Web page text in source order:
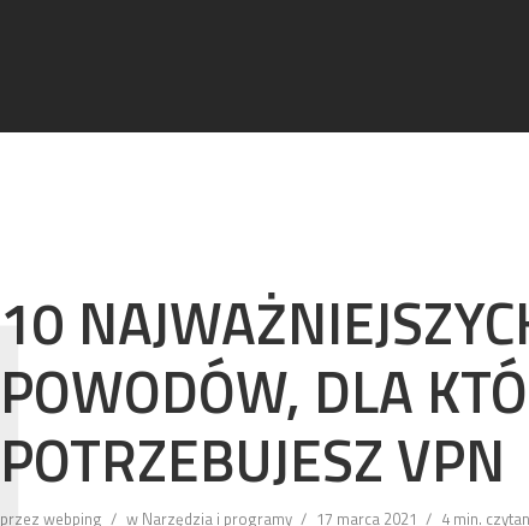
10
POWODÓW, DLA
POTRZEBUJESZ VPN
przez webping w Narzędzia i programy 17 marca 2021 4 min.
1